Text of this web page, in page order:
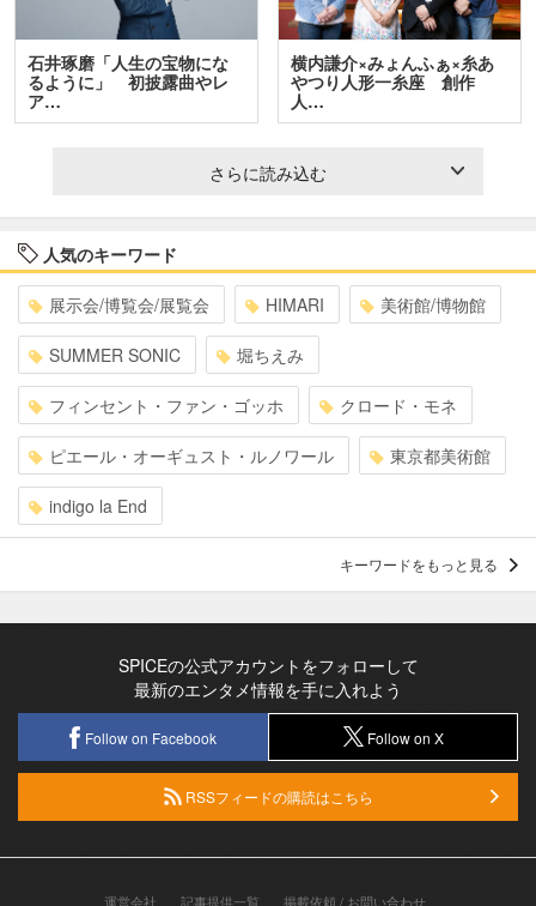
石井琢磨「人生の宝物にな
るように」 初披露曲やレ
ア…
横内謙介×みょんふぁ×糸あ
やつり人形一糸座 創作
人…
さらに読み込む
人気のキーワード
展示会/博覧会/展覧会 HIMARI 美術館/博物館
SUMMER SONIC 堀ちえみ
フィンセント・ファン・ゴッホ クロード・モネ
ピエール・オーギュスト・ルノワール 東京都美術館
indigo la End
キーワードをもっと見る
SPICEの公式アカウントをフォローして
最新のエンタメ情報を手に入れよう
Follow on Facebook Follow on X
RSSフィードの購読はこちら
運営会社 記事提供一覧 掲載依頼 / お問い合わせ